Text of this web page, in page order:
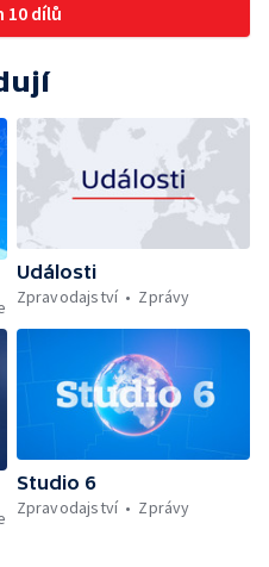
10 dílů
Události
Zpravodajství
Zprávy
Studio 6
Zpravodajství
Zprávy